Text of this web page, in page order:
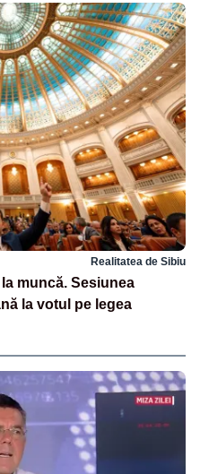
Realitatea de Sibiu
muncă. Sesiunea
la votul pe legea